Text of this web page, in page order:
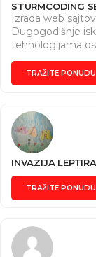
STURMCODING
Izrada web
Dugogodišnje
tehnologijama
klijenata.
Široki spektar
http://
TRAŽITE PONUDU
INVAZIJA LEPTIRA
TRAŽITE PONUDU